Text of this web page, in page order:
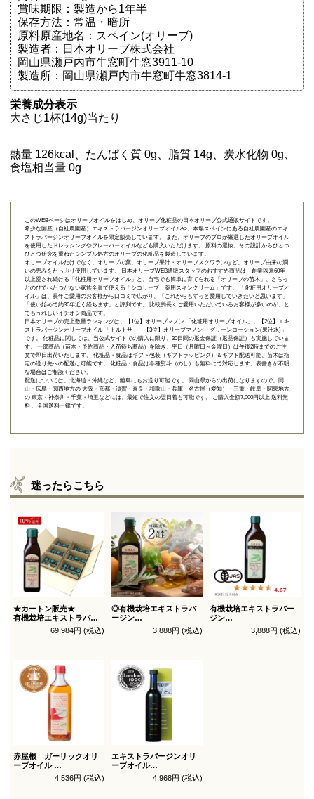
賞味期限：製造から1年半
保存方法：常温・暗所
原料原産地名：スペイン(オリーブ)
製造者：日本オリーブ株式会社
岡山県瀬戸内市牛窓町牛窓3911-10
製造所：岡山県瀬戸内市牛窓町牛窓3814-1
栄養成分表示
大さじ1杯(14g)当たり
熱量 126kcal、たんぱく質 0g、脂質 14g、炭水化物 0g、
食塩相当量 0g
このWEBページはオリーブオイルをはじめ、オリーブ化粧品の日本オリーブ公式通販サイトです。
希少な国産（自社農園産）エキストラバージンオリーブオイルや、本場スペインにある自社農園産のエキ
ストラバージンオリーブオイルを限定販売しています。 また、オリーブのプロが厳選したオリーブオイル
を使用したドレッシングやフレーバーオイルなども購入いただけます。 原料の選抜、その設計からひとつ
ひとつ研究を重ねたシンプル処方のオリーブの化粧品を製造しています。
オリーブオイルだけでなく、オリーブの葉、オリーブ果汁・オリーブスクワランなど、オリーブ由来の潤
いの恵みをたっぷり使用しています。 日本オリーブWEB通販スタッフのおすすめ商品は、創業以来60年
以上愛され続ける「化粧用オリーブオイル 」と、自宅でも簡単に育てられる「オリーブの苗木 」、さらっ
とのびてべたつかない家族全員で使える「 シコリーブ 薬用スキンクリーム 」です。 「化粧用オリーブオ
イル」は、長年ご愛用のお客様から口コミで広がり、「これからもずっと愛用していきたいと思います」
「使い始めて約30年近く経ちます」と評判です。 比較的長くご愛用いただいているお客様が多いのが、と
てもうれしいイチオシ商品です。
日本オリーブの売上数量ランキングは、【1位】オリーブマノン 「化粧用オリーブオイル 」、【2位】
エキ
ストラバージンオリーブオイル 「トルトサ」
、【3位】 オリーブマノン 「グリーンローション(果汁水)」
です。 化粧品に関しては、当公式サイトでの購入に限り、 30日間の返金保証（返品保証）
も実施していま
す。 一部商品（苗木・予約商品・入荷待ち商品）を除き、平日（月曜日～金曜日）は午後2時までのご注
文で即日出荷いたします。 化粧品・食品はギフト包装（ギフトラッピング）＆ギフト配送可能、苗木は指
定の送り先への配送は可能です。 化粧品・食品は各種熨斗（のし）も無料にて対応します。表書きが不明
な場合はご相談ください。
配送については、北海道・沖縄など、離島にもお送り可能です。 岡山県からの出荷になりますので、岡
山・広島・関西地方の 大阪・京都・滋賀・奈良・和歌山・兵庫・名古屋（愛知）・三重・岐阜・関東地方
の 東京・神奈川・千葉・埼玉などには、最短で注文の翌日着も可能です。 ご購入金額7,000円以上 送料無
料 、全国送料一律です。
迷ったらこちら
★カートン販売★
有機栽培エキストラバー
オリーブオイル ブレンド
69,984円 (税込)
◎有機栽培エキストラバ
ージン
オリーブオイル ブレンド
3,888円 (税込)
有機栽培エキストラバー
ジン
オリーブオイル シングル
3,888円 (税込)
赤屋根 ガーリックオリ
ーブオイル
4,536円 (税込)
エキストラバージンオリ
ーブオイル
トルトサ 450g 1本箱入
（スペイン自社農園産）
4,968円 (税込)